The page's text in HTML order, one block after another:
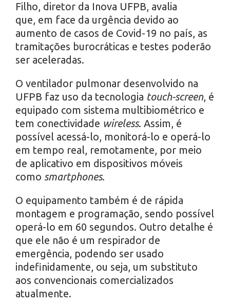
Filho, diretor da Inova UFPB, avalia
que, em face da urgência devido ao
aumento de casos de Covid-19 no país, as
tramitações burocráticas e testes poderão
ser aceleradas.
O ventilador pulmonar desenvolvido na
UFPB faz uso da tecnologia touch-screen, é
equipado com sistema multibiométrico e
tem conectividade wireless. Assim, é
possível acessá-lo, monitorá-lo e operá-lo
em tempo real, remotamente, por meio
de aplicativo em dispositivos móveis
como smartphones.
O equipamento também é de rápida
montagem e programação, sendo possível
operá-lo em 60 segundos. Outro detalhe é
que ele não é um respirador de
emergência, podendo ser usado
indefinidamente, ou seja, um substituto
aos convencionais comercializados
atualmente.